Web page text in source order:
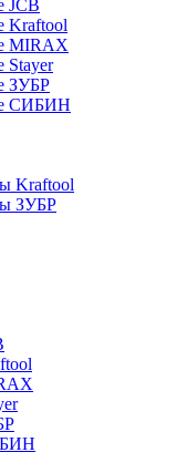
JCB
Kraftool
MIRAX
Stayer
ЗУБР
СИБИН
Kraftool
ЗУБР